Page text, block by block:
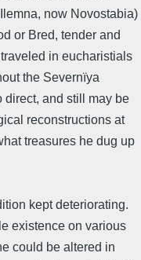
now Novostabia)
or Bred, tender and
in eucharistials
the Severnïya
direct, and still may be
reconstructions at
treasures he dug up
kept deteriorating.
existence on various
could be altered in